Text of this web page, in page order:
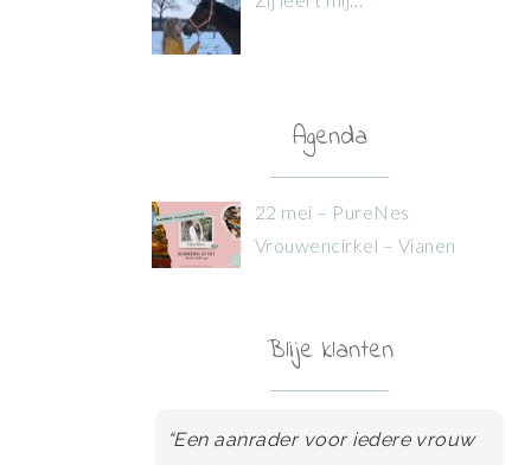
Agenda
22 mei – PureNes
Vrouwencirkel – Vianen
Blije klanten
“Een aanrader voor iedere vrouw